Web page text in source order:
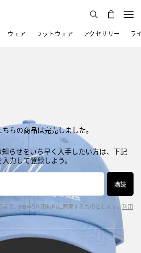
ウェア フットウェア アクセサリー ラ
らの商品は完売しました。
らせをいち早く入手したい方は、下記
力して登録しよう。
購読
で、HBXの利用規約に同意するものとします。利用
ー